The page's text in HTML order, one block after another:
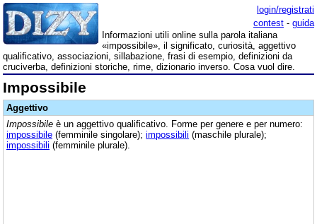
login/registrati
contest - guida
Informazioni utili online sulla parola italiana
«impossibile», il significato, curiosità, aggettivo
qualificativo, associazioni, sillabazione, frasi di esempio, definizioni da
cruciverba, definizioni storiche, rime, dizionario inverso. Cosa vuol dire.
Impossibile
Aggettivo
Impossibile è un aggettivo qualificativo. Forme per genere e per numero:
impossibile (femminile singolare); impossibili (maschile plurale);
impossibili (femminile plurale).